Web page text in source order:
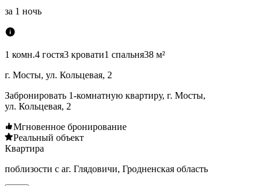
за 1 ночь
1 комн.4 гостя3 кровати1 спальня38 м²
г. Мосты, ул. Кольцевая, 2
Забронировать 1-комнатную квартиру, г. Мосты,
ул. Кольцевая, 2
Мгновенное бронирование
Реальный объект
Квартира
поблизости с аг. Глядовичи, Гродненская область